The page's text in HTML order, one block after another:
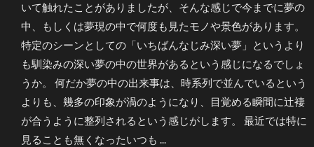
いて触れたことがありましたが、そんな感じで今までに夢の
中、もしくは夢現の中で何度も見たモノや景色があります。
特定のシーンとしての「いちばんなじみ深い夢」というより
も馴染みの深い夢の中の世界があるという感じになるでしょ
うか。 何だか夢の中の出来事は、時系列で並んでいるという
よりも、幾多の印象が渦のようになり、目覚める瞬間に辻褄
が合うように整列されるという感じがします。 最近では特に
見ることも無くなったいつも ...